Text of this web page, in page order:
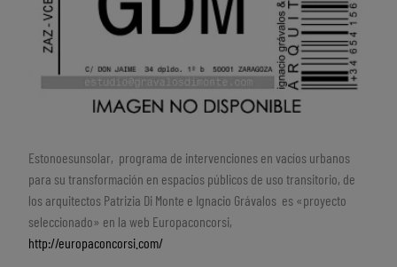
Estonoesunsolar, programa de intervenciones en vacíos urbanos
para su transformación en espacios públicos de uso transitorio, de
los arquitectos Patrizia Di Monte e Ignacio Grávalos es «proyecto
seleccionado» en la web Europaconcorsi,
http://europaconcorsi.com/